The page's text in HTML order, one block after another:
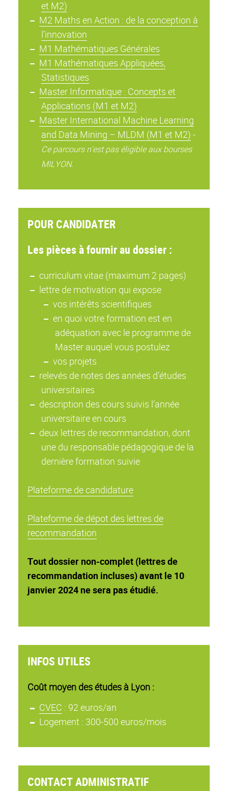
et M2)
M2 Maths en Action : de la conception à
l’innovation
M1 Mathématiques Générales
M1 Mathématiques Appliquées,
Statistiques
Master Informatique : Concepts et
Applications (M1 et M2)
Master International Machine Learning
and Data Mining – MLDM (M1 et M2) -
Ce parcours n'est pas éligible aux bourses
MILYON.
POUR CANDIDATER
Les pièces à fournir au dossier :
curriculum vitae (maximum 2 pages)
lettre de motivation qui expose
vos intérêts scientifiques
en quoi votre formation est en
adéquation avec le programme de
Master auquel vous postulez
vos projets
relevés de notes des années d’études
universitaires
description des cours suivis l’année
universitaire en cours
deux lettres de recommandation, dont
une du responsable pédagogique de la
dernière formation suivie
Plateforme de candidature
Plateforme de dépot des lettres de
recommandation
Tout dossier non-complet (lettres de
recommandation incluses) avant le 10
janvier 2024 ne sera pas étudié.
INFOS UTILES
Coût moyen des études à Lyon :
CVEC : 92 euros/an
Logement : 300-500 euros/mois
CONTACT ADMINISTRATIF